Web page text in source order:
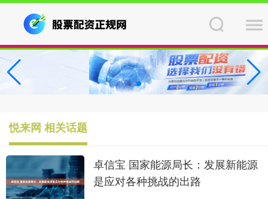
悦来网 相关话题
卓信宝 国家能源局长：发展新能源
是应对各种挑战的出路